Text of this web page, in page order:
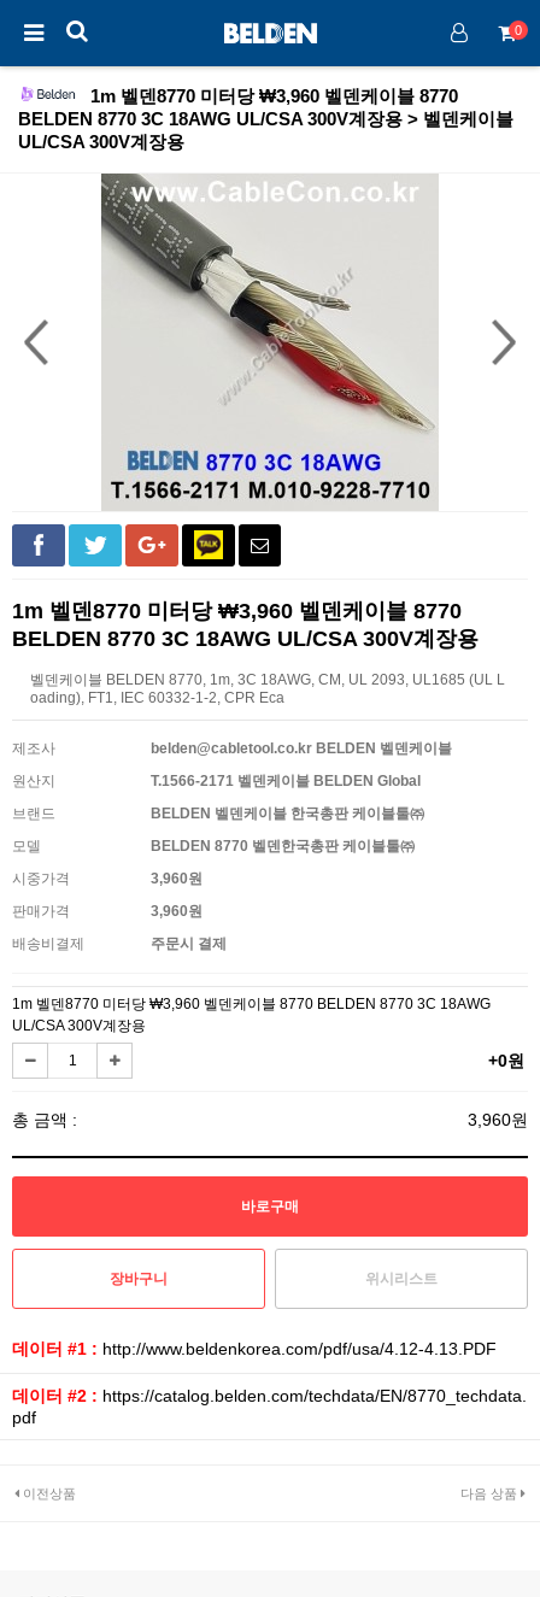
0
1m 벨덴8770 미터당 ₩3,960 벨덴케이블 8770
BELDEN 8770 3C 18AWG UL/CSA 300V계장용 > 벨덴케이블
UL/CSA 300V계장용
1m 벨덴8770 미터당 ₩3,960 벨덴케이블 8770
BELDEN 8770 3C 18AWG UL/CSA 300V계장용
벨덴케이블 BELDEN 8770, 1m, 3C 18AWG, CM, UL 2093, UL1685 (UL L
oading), FT1, IEC 60332-1-2, CPR Eca
제조사
belden@cabletool.co.kr BELDEN 벨덴케이블
원산지
T.1566-2171 벨덴케이블 BELDEN Global
브랜드
BELDEN 벨덴케이블 한국총판 케이블툴㈜
모델
BELDEN 8770 벨덴한국총판 케이블툴㈜
시중가격
3,960원
판매가격
3,960원
배송비결제
주문시 결제
1m 벨덴8770 미터당 ₩3,960 벨덴케이블 8770 BELDEN 8770 3C 18AWG
UL/CSA 300V계장용
+0원
총 금액 : 3,960원
위시리스트
데이터 #1 : http://www.beldenkorea.com/pdf/usa/4.12-4.13.PDF
데이터 #2 : https://catalog.belden.com/techdata/EN/8770_techdata.
pdf
이전상품 다음 상품